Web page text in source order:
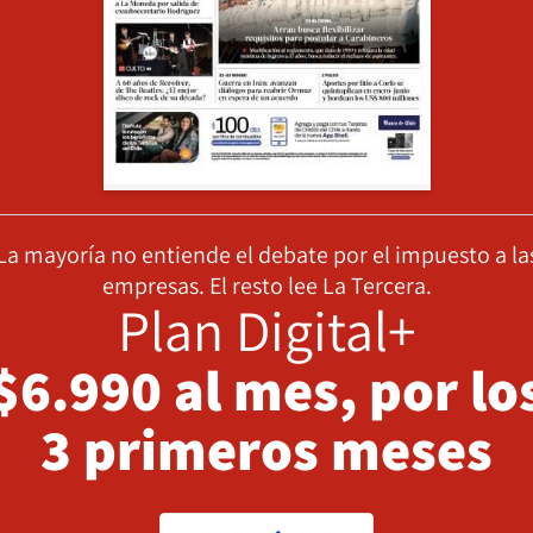
mayoría no entiende el debate por el impuesto a
empresas. El resto lee La Tercera.
Plan Digital+
al mes, por
3 primeros meses